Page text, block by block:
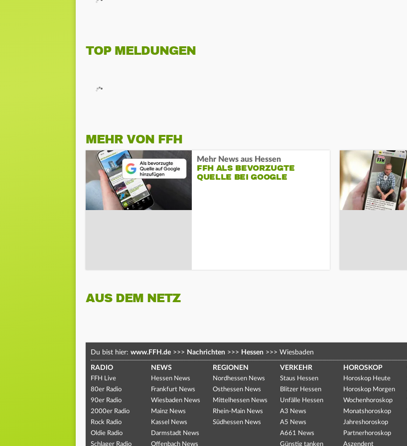
TOP MELDUNGEN
MEHR VON FFH
Mehr News aus Hessen
FFH ALS BEVORZUGTE
QUELLE BEI GOOGLE
AUS DEM NETZ
Du bist hier: www.FFH.de >>> Nachrichten >>> Hessen >>> Wiesbaden
RADIO
FFH Live
80er Radio
90er Radio
2000er Radio
Rock Radio
Oldie Radio
Schlager Radio
NEWS
Hessen News
Frankfurt News
Wiesbaden News
Mainz News
Kassel News
Darmstadt News
Offenbach News
REGIONEN
Nordhessen News
Osthessen News
Mittelhessen News
Rhein-Main News
Südhessen News
VERKEHR
Staus Hessen
Blitzer Hessen
Unfälle Hessen
A3 News
A5 News
A661 News
Günstig tanken
HOROSKOP
Horoskop Heute
Horoskop Morgen
Wochenhoroskop
Monatshoroskop
Jahreshoroskop
Partnerhoroskop
Aszendent